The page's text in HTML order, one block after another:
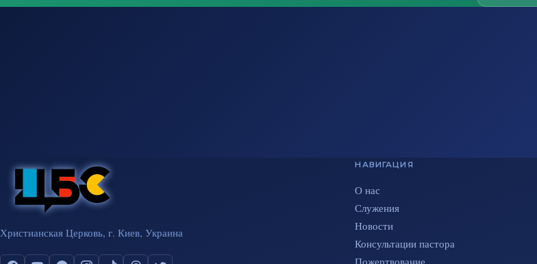
Христианская Церковь, г. Киев, Украина
НАВИГАЦИЯ
О нас
Служения
Новости
Консультации пастора
Пожертвование